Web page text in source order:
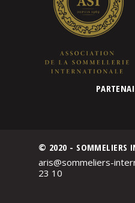
© 2020 - SOMMELIERS
aris@sommeliers-
23 10